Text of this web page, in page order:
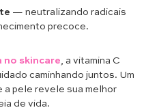
— neutralizando radicais
precoce.
no skincare, a vitamina C
caminhando juntos. Um
a pele revele sua melhor
de vida.